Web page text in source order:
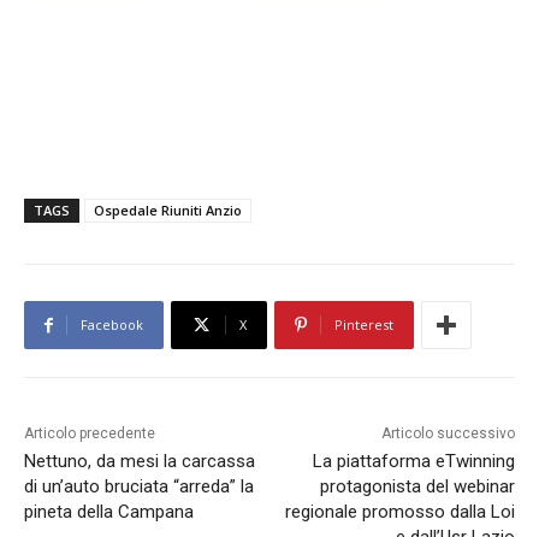
TAGS Ospedale Riuniti Anzio
Facebook X Pinterest
Articolo precedente
Nettuno, da mesi la carcassa
di un’auto bruciata “arreda” la
pineta della Campana
Articolo successivo
La piattaforma eTwinning
protagonista del webinar
regionale promosso dalla Loi